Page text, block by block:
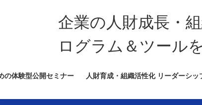
ス
ッ
ン
移
企業の人財成長・
ログラム＆ツール
の体験型公開セミナー 人財育成・組織活性化 リーダーシ